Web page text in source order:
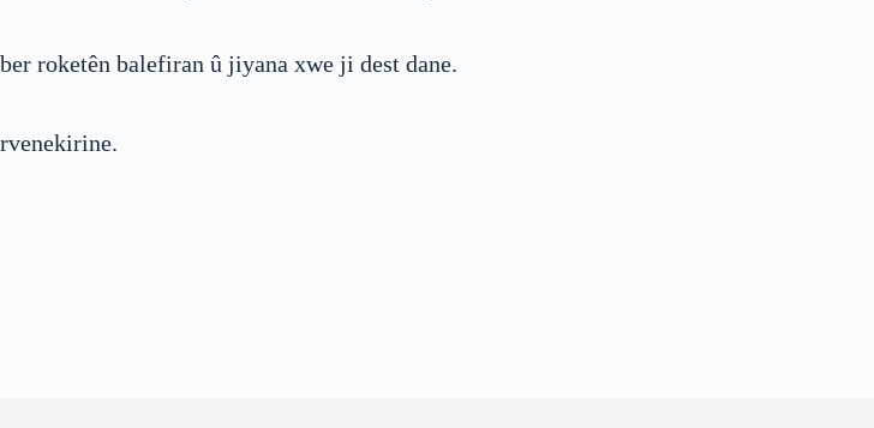
roketên balefiran û jiyana xwe ji dest dane.